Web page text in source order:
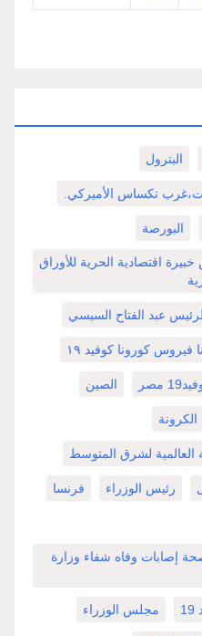
البترول
تكساس الأميركي.
البورصة
اقتصادية الحرية للأوراق
عبد الفتاح السيسي
كورونا كوفيد ١٩
مصر الصين
الكرونة
العالمية لشرق المتوسط
رئيس الوزراء فرنسا
إصابات وفاه شفاء وزارة
مجلس الوزراء